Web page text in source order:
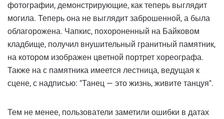
фотографии, демонстрирующие, как теперь выглядит
могила. Теперь она не выглядит заброшенной, а была
облагорожена. Чапкис, похороненный на Байковом
кладбище, получил внушительный гранитный памятник,
на котором изображен цветной портрет хореографа.
Также на с памятника имеется лестница, ведущая к
сцене, с надписью: "Танец — это жизнь, живите танцуя".
Тем не менее, пользователи заметили ошибки в датах